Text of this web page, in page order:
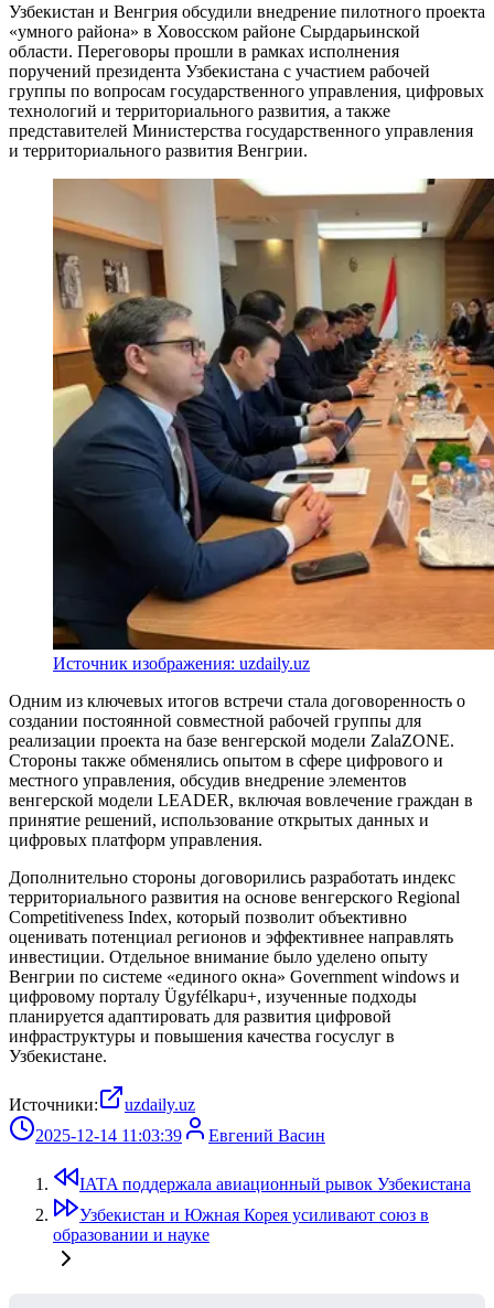
Узбекистан и Венгрия обсудили внедрение пилотного проекта
«умного района» в Ховосском районе Сырдарьинской
области. Переговоры прошли в рамках исполнения
поручений президента Узбекистана с участием рабочей
группы по вопросам государственного управления, цифровых
технологий и территориального развития, а также
представителей Министерства государственного управления
и территориального развития Венгрии.
Источник изображения: uzdaily.uz
Одним из ключевых итогов встречи стала договоренность о
создании постоянной совместной рабочей группы для
реализации проекта на базе венгерской модели ZalaZONE.
Стороны также обменялись опытом в сфере цифрового и
местного управления, обсудив внедрение элементов
венгерской модели LEADER, включая вовлечение граждан в
принятие решений, использование открытых данных и
цифровых платформ управления.
Дополнительно стороны договорились разработать индекс
территориального развития на основе венгерского Regional
Competitiveness Index, который позволит объективно
оценивать потенциал регионов и эффективнее направлять
инвестиции. Отдельное внимание было уделено опыту
Венгрии по системе «единого окна» Government windows и
цифровому порталу Ügyfélkapu+, изученные подходы
планируется адаптировать для развития цифровой
инфраструктуры и повышения качества госуслуг в
Узбекистане.
Источники:
uzdaily.uz
2025-12-14 11:03:39
Евгений Васин
IATA поддержала авиационный рывок Узбекистана
Узбекистан и Южная Корея усиливают союз в
образовании и науке